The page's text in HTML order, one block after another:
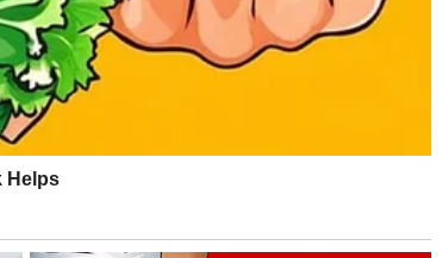
Na ljubavnom planu neko može pokazati
i sigurnosti.